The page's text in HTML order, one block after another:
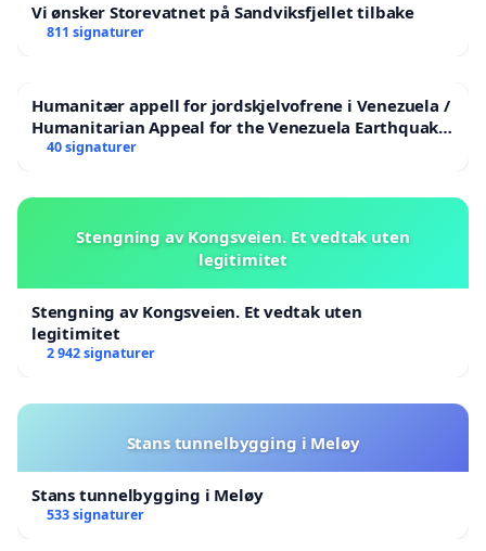
Vi ønsker Storevatnet på Sandviksfjellet tilbake
811 signaturer
Humanitær appell for jordskjelvofrene i Venezuela /
Humanitarian Appeal for the Venezuela Earthquake
Victims
40 signaturer
Stengning av Kongsveien. Et vedtak uten
legitimitet
Stengning av Kongsveien. Et vedtak uten
legitimitet
2 942 signaturer
Stans tunnelbygging i Meløy
Stans tunnelbygging i Meløy
533 signaturer